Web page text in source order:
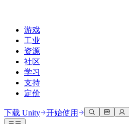
游戏
工业
资源
社区
学习
支持
定价
开发
使用案例
技术库
社区中心
适合每个级别
支持选项
下载 Unity 开始使用